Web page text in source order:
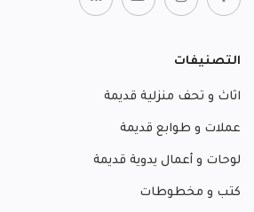
التصنيفات
اثاث و تحف منزلية قديمة
عملات و طوابع قديمة
لوحات و أعمال يدوية قديمة
كتب و مخطوطات